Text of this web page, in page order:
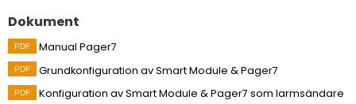
Dokument
Manual Pager7
Grundkonfiguration av Smart Module & Pager7
Konfiguration av Smart Module & Pager7 som larmsändare